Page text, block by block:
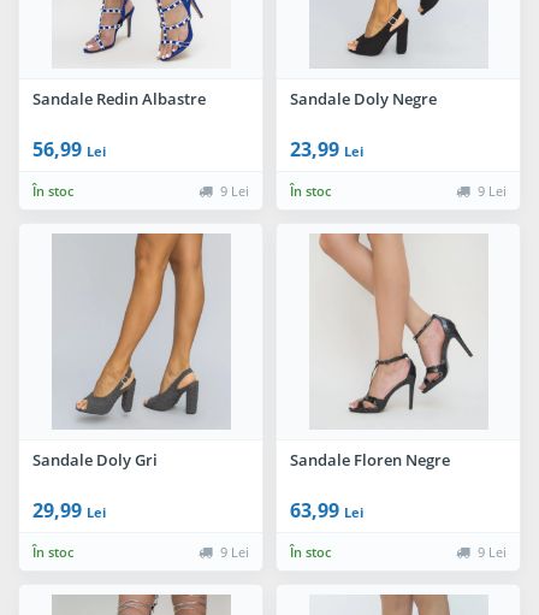
Sandale Redin Albastre
56,99 Lei
În stoc 9 Lei
Sandale Doly Negre
23,99 Lei
În stoc 9 Lei
Sandale Doly Gri
29,99 Lei
În stoc 9 Lei
Sandale Floren Negre
63,99 Lei
În stoc 9 Lei